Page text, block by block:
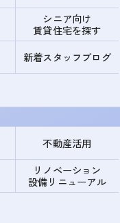
シニア向け
賃貸住宅を探す
新着スタッフブログ
不動産活用
リノベーション
設備リニューアル